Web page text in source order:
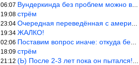
06:07 Вундеркинда без проблем можно вырастить всего-то с максимально р
19:08 стрём
23:04 Очередная переведённая с американского статья. Не работает эта ф
19:34 ЖАЛКО!
02:06 Поставим вопрос иначе: откуда берётся столь зловредный феминизм?
18:09 стрём
21:12 (Ь) После 2-3 лет пока он пытался! :))) Учитывая, что кошки 10-1